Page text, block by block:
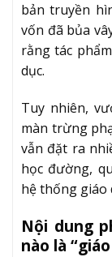
bản truyền
vốn đã bủa
rằng tác
dục.
Tuy nhiên,
màn trừng
vẫn đặt ra
học đường,
hệ thống giáo
Nội dung
nào là